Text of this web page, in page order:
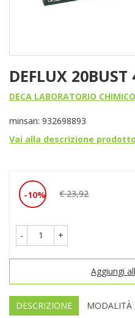
DEFLUX 20BUST
DECA LABORATORIO
minsan: 932698893
Vai alla descrizione prodotto
10% € 23,92
- +
Aggiungi
DESCRIZIONE
MODALITÀ